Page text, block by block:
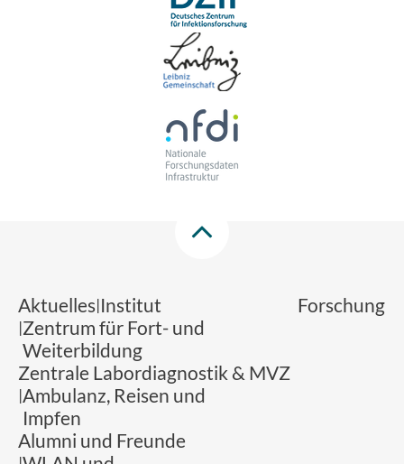
Aktuelles Institut
Forschung
Zentrum für Fort- und
Weiterbildung
Zentrale Labordiagnostik & MVZ
Ambulanz, Reisen und
Impfen
Alumni und Freunde